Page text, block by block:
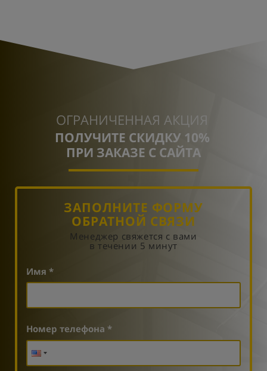
ОГРАНИЧЕННАЯ АКЦИЯ
ПОЛУЧИТЕ СКИДКУ 10%
ПРИ ЗАКАЗЕ С САЙТА
ЗАПОЛНИТЕ ФОРМУ
ОБРАТНОЙ СВЯЗИ
Менеджер свяжется с вами
в течении 5 минут
Имя *
Номер телефона *